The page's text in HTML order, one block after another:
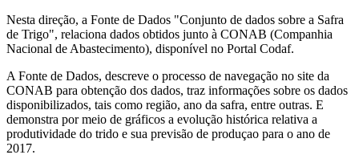
Nesta direção, a Fonte de Dados "Conjunto de dados sobre a Safra
de Trigo", relaciona dados obtidos junto à CONAB (Companhia
Nacional de Abastecimento), disponível no Portal Codaf.
A Fonte de Dados, descreve o processo de navegação no site da
CONAB para obtenção dos dados, traz informações sobre os dados
disponibilizados, tais como região, ano da safra, entre outras. E
demonstra por meio de gráficos a evolução histórica relativa a
produtividade do trido e sua previsão de produçao para o ano de
2017.